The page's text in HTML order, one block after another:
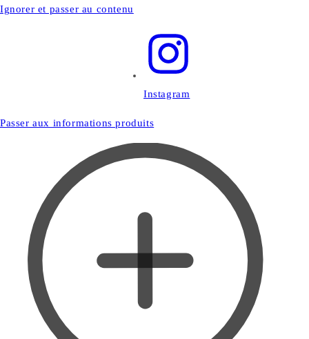
Ignorer et passer au contenu
Instagram
Passer aux informations produits